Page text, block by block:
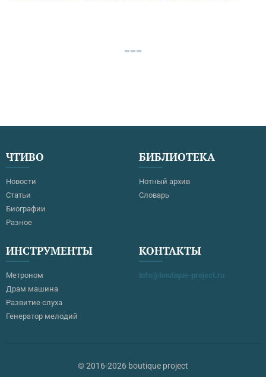
ЧТИВО
Новости
Статьи
Биографии
Разное
БИБЛИОТЕКА
Нотный архив
Словарь
ИНСТРУМЕНТЫ
Метроном
Драм машина
Развитие слуха
Генератор мелодий
КОНТАКТЫ
info@boutique-project.ru
© 2016-2026 boutique project